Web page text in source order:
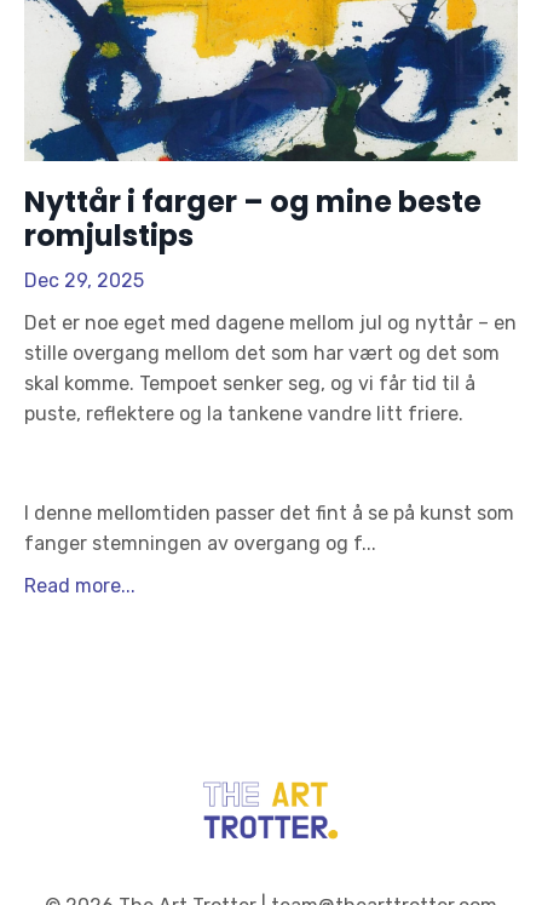
Nyttår i farger – og mine beste
romjulstips
Dec 29, 2025
Det er noe eget med dagene mellom jul og nyttår – en
stille overgang mellom det som har vært og det som
skal komme. Tempoet senker seg, og vi får tid til å
puste, reflektere og la tankene vandre litt friere.
I denne mellomtiden passer det fint å se på kunst som
fanger stemningen av overgang og f...
Read more...